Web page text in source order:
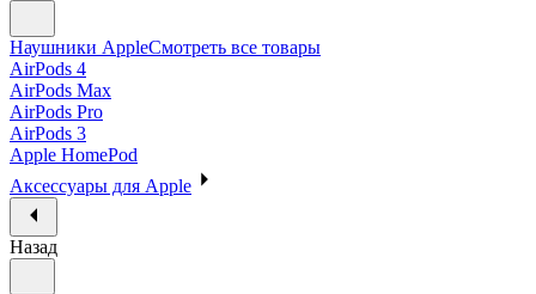
Наушники AppleСмотреть все товары
AirPods 4
AirPods Max
AirPods Pro
AirPods 3
Apple HomePod
Аксессуары для Apple
Назад